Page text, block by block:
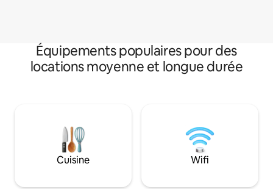
Équipements populaires pour des
locations moyenne et longue durée
Cuisine Wifi